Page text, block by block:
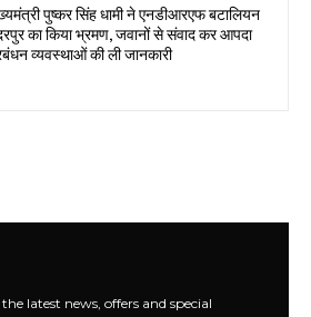
पुष्कर सिंह धामी ने एनडीआरएफ बटालियन
का किया भ्रमण, जवानों से संवाद कर आपदा
व्यवस्थाओं की ली जानकारी
latest news, offers and special